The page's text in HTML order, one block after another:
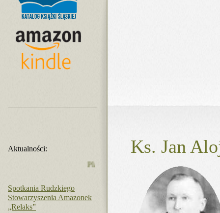
Aktualności:
Plan imprez MBP na sierpień 2026 r.
Spotkania Rudzkiego
Stowarzyszenia Amazonek
„Relaks”
Ks. Jan